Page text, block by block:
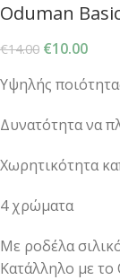
Oduman
€14.00 €10.00
Υψηλής
Δυνατότητα να
Χωρητικότητα
4 χρώματα
Με ροδέλα
Κατάλληλο με